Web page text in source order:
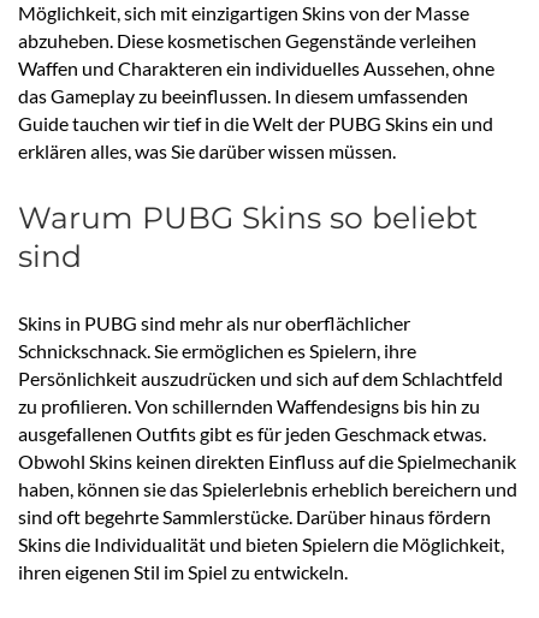
Möglichkeit, sich mit einzigartigen Skins von der Masse
abzuheben. Diese kosmetischen Gegenstände verleihen
Waffen und Charakteren ein individuelles Aussehen, ohne
das Gameplay zu beeinflussen. In diesem umfassenden
Guide tauchen wir tief in die Welt der PUBG Skins ein und
erklären alles, was Sie darüber wissen müssen.
Warum PUBG Skins so beliebt
sind
Skins in PUBG sind mehr als nur oberflächlicher
Schnickschnack. Sie ermöglichen es Spielern, ihre
Persönlichkeit auszudrücken und sich auf dem Schlachtfeld
zu profilieren. Von schillernden Waffendesigns bis hin zu
ausgefallenen Outfits gibt es für jeden Geschmack etwas.
Obwohl Skins keinen direkten Einfluss auf die Spielmechanik
haben, können sie das Spielerlebnis erheblich bereichern und
sind oft begehrte Sammlerstücke. Darüber hinaus fördern
Skins die Individualität und bieten Spielern die Möglichkeit,
ihren eigenen Stil im Spiel zu entwickeln.